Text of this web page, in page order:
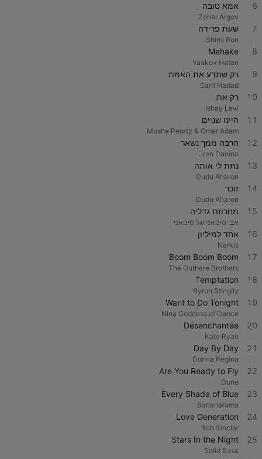
6 אמא טובה
Zohar Argov
7 שעת פרידה
Shimi Ron
8
Mehake
Yaakov Hatan
9 רק שתדע את האמת
Sarit Hadad
10 רק את
Ishay Levi
11 היינו שניים
Moshe Peretz & Omer Adam
12 הרבה ממך נשאר
Liran Danino
13 נתת לי אותה
Dudu Aharon
14 זוכר
Dudu Aharon
15 מחרוזת גדליה
אבי סינואני וגל סינואני
16 אחד למיליון
Narkis
17
Boom Boom Boom
The Outhere Brothers
18
Temptation
Byron Stingily
19
Want to Do Tonight
Nina Goddess of Dance
20
Désenchantée
Kate Ryan
21
Day By Day
Donna Regina
22
Are You Ready to Fly
Dune
23
Every Shade of Blue
Bananarama
24
Love Generation
Bob Sinclar
25
Stars In the Night
Solid Base